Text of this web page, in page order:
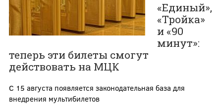
«Единый»,
«Тройка»
и «90
минут»:
теперь эти билеты смогут
действовать на МЦК
С 15 августа появляется законодательная база для
внедрения мультибилетов